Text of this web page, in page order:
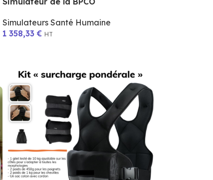
Simulateurs Santé Humaine
1 358,33€ HT